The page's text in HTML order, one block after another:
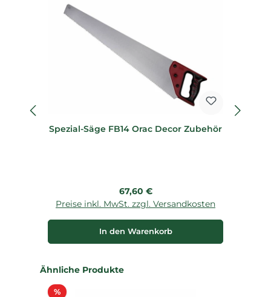
Spezial-Säge FB14 Orac Decor Zubehör
Regulärer Preis:
67,60 €
Preise inkl. MwSt. zzgl. Versandkosten
In den Warenkorb
Produktgalerie überspringen
Ähnliche Produkte
%Rabatt